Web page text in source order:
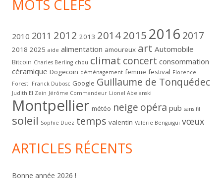
MOTS CLEFS
2010 2011 2012 2013 20142015 2016 2017
2018 2025 aide alimentation amoureux art Automobile
Bitcoin Charles Berling chou climat concert consommation
céramique Dogecoin déménagement femme festival Florence
Foresti Franck Dubosc Google Guillaume de Tonquédec
Judith El Zein Jérôme Commandeur Lionel Abelanski
Montpellier météo neige opéra pub sans fil
soleil Sophie Duez temps valentin Valérie Benguigui vœux
ARTICLES RÉCENTS
Bonne année 2026 !